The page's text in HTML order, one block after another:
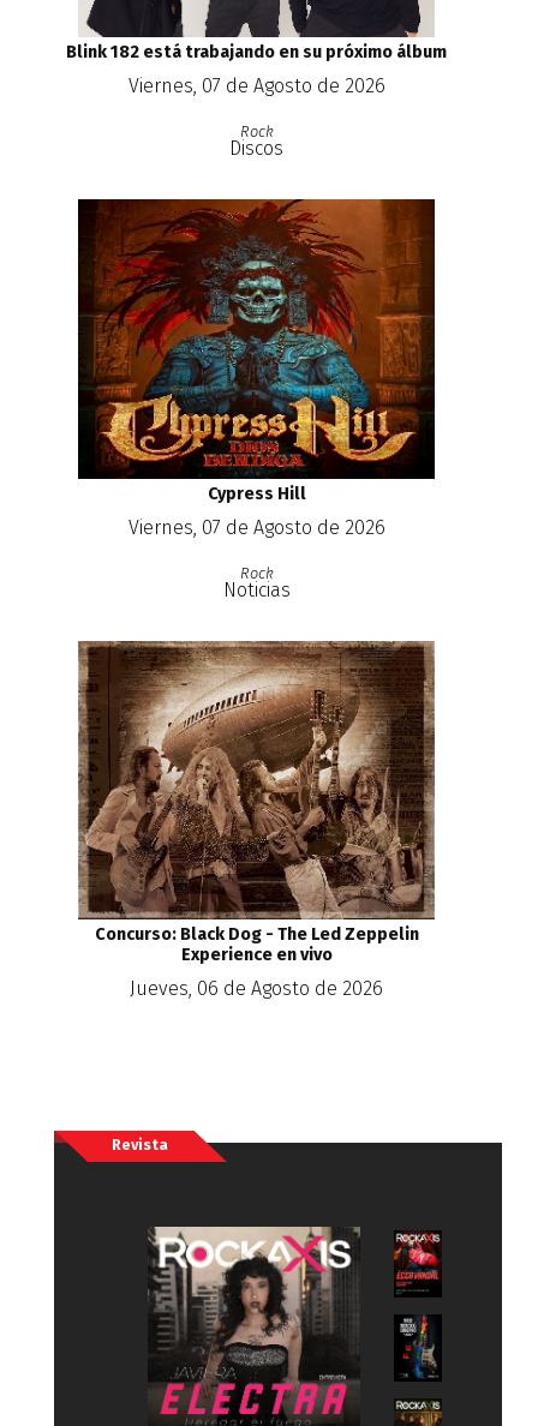
Blink 182 está trabajando en su próximo álbum
Viernes, 07 de Agosto de 2026
Rock
Discos
Cypress Hill
Viernes, 07 de Agosto de 2026
Rock
Noticias
Concurso: Black Dog - The Led Zeppelin
Experience en vivo
Jueves, 06 de Agosto de 2026
Revista